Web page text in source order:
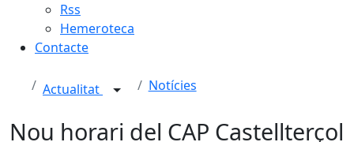
Rss
Hemeroteca
Contacte
Actualitat Notícies
Nou horari del CAP Castellterçol